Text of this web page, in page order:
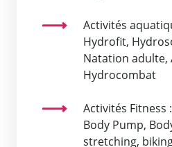
Activités
Hydrofit,
Natation adulte,
Hydrocombat
Activités Fitness
Body Pump,
stretching,